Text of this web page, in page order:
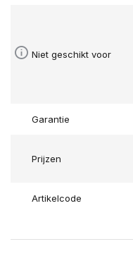
Niet geschikt voor
Garantie
Prijzen
Artikelcode